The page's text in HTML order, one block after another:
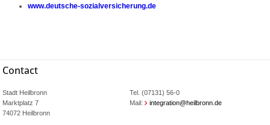
www.deutsche-sozialversicherung.de
Contact
Stadt Heilbronn
Marktplatz 7
74072 Heilbronn
Tel. (07131) 56-0
Mail:
integration@heilbronn.de